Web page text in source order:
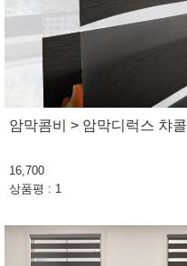
암막콤비 > 암막디럭스 챠콜
16,700
상품평 : 1